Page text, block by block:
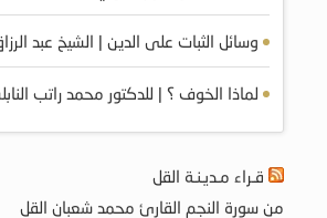
وسائل الثبات على الدين | الشيخ عبد
لماذا الخوف ؟ | للدكتور محمد راتب
قـراء مـديـنـة القل
من سورة النجم القارئ محمد شعبان القل